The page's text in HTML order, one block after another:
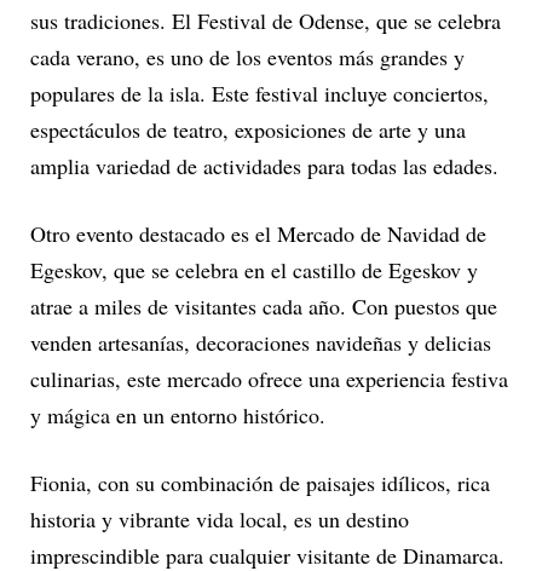
sus tradiciones. El Festival de Odense, que se celebra
cada verano, es uno de los eventos más grandes y
populares de la isla. Este festival incluye conciertos,
espectáculos de teatro, exposiciones de arte y una
amplia variedad de actividades para todas las edades.
Otro evento destacado es el Mercado de Navidad de
Egeskov, que se celebra en el castillo de Egeskov y
atrae a miles de visitantes cada año. Con puestos que
venden artesanías, decoraciones navideñas y delicias
culinarias, este mercado ofrece una experiencia festiva
y mágica en un entorno histórico.
Fionia, con su combinación de paisajes idílicos, rica
historia y vibrante vida local, es un destino
imprescindible para cualquier visitante de Dinamarca.